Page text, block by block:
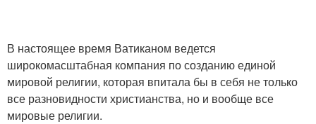
В настоящее время Ватиканом ведется
широкомасштабная компания по созданию единой
мировой религии, которая впитала бы в себя не только
все разновидности христианства, но и вообще все
мировые религии.